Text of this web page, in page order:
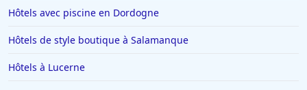
Hôtels à Puy-du-Fou
Hôtels avec piscine en Dordogne
Hôtels de style boutique à Salamanque
Hôtels à Lucerne